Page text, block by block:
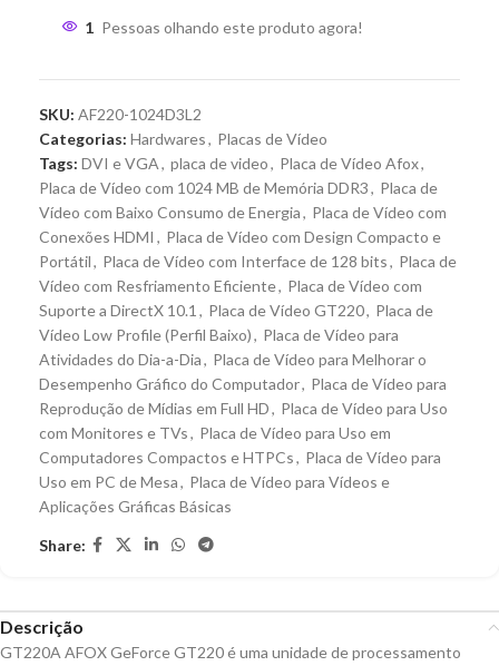
1 Pessoas olhando este produto agora!
SKU: AF220-1024D3L2
Categorias: Hardwares, Placas de Vídeo
Tags: DVI e VGA, placa de video, Placa de Vídeo Afox,
Placa de Vídeo com 1024 MB de Memória DDR3, Placa de
Vídeo com Baixo Consumo de Energia, Placa de Vídeo com
Conexões HDMI , Placa de Vídeo com Design Compacto e
Portátil, Placa de Vídeo com Interface de 128 bits, Placa de
Vídeo com Resfriamento Eficiente, Placa de Vídeo com
Suporte a DirectX 10.1 , Placa de Vídeo GT220, Placa de
Vídeo Low Profile (Perfil Baixo), Placa de Vídeo para
Atividades do Dia-a-Dia, Placa de Vídeo para Melhorar o
Desempenho Gráfico do Computador, Placa de Vídeo para
Reprodução de Mídias em Full HD, Placa de Vídeo para Uso
com Monitores e TVs, Placa de Vídeo para Uso em
Computadores Compactos e HTPCs, Placa de Vídeo para
Uso em PC de Mesa, Placa de Vídeo para Vídeos e
Aplicações Gráficas Básicas
Share:
Descrição
GT220A AFOX GeForce GT220 é uma unidade de processamento